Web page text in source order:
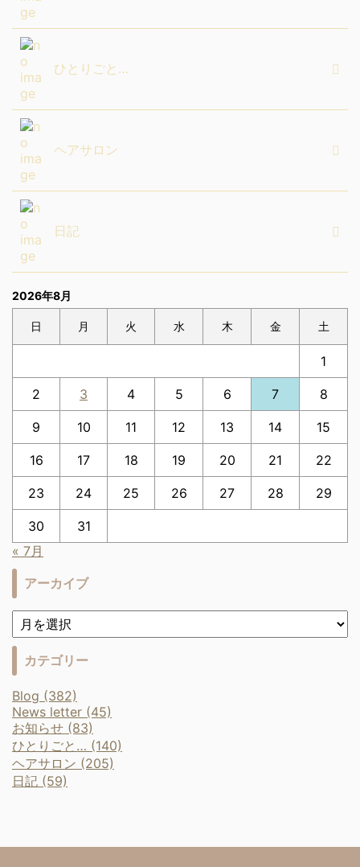
ひとりごと…
ヘアサロン
日記
2026年8月
日 月 火 水 木 金 土
1
2 3 4 5 6 7 8
9 10 11 12 13 14 15
16 17 18 19 20 21 22
23 24 25 26 27 28 29
30
31
« 7月
アーカイブ
カテゴリー
Blog (382)
News letter (45)
お知らせ (83)
ひとりごと… (140)
ヘアサロン (205)
日記 (59)